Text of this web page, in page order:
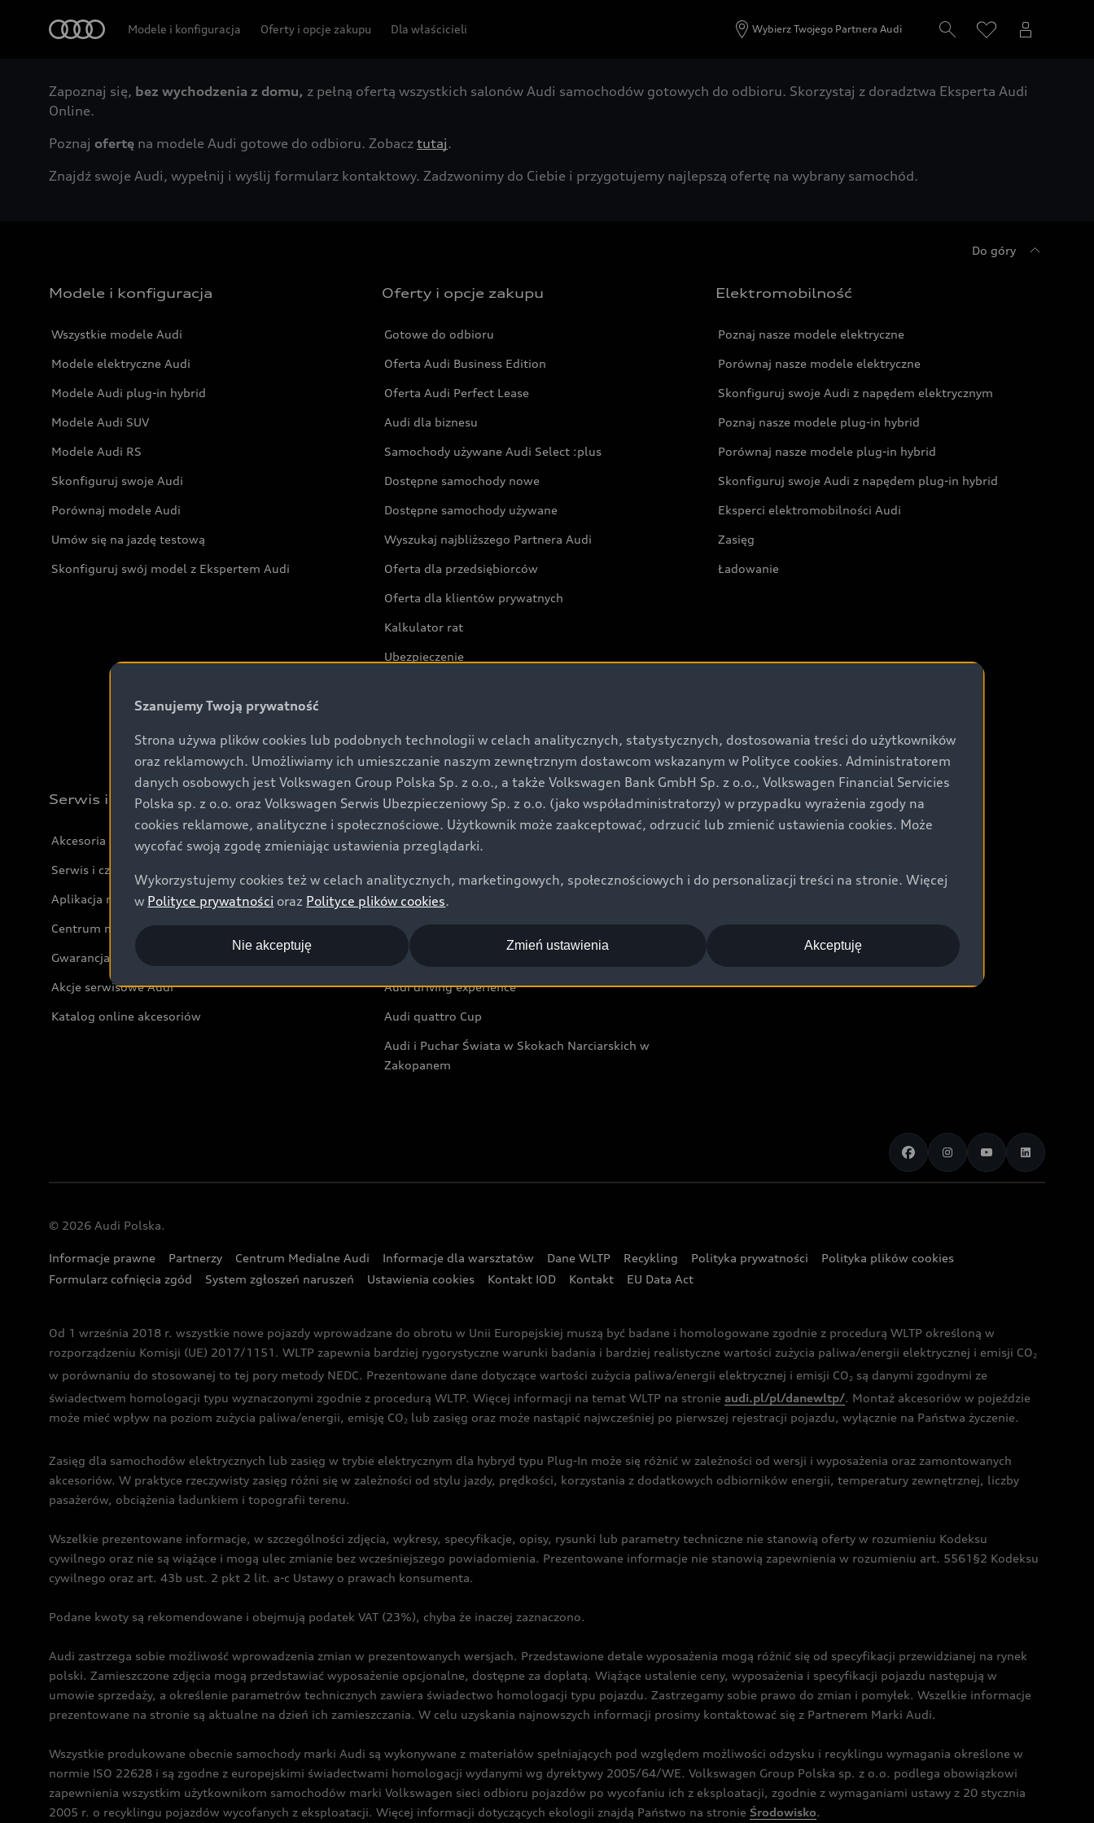
Szanujemy Twoją prywatność
Strona używa plików cookies lub podobnych technologii w celach analitycznych, statystycznych, dostosowania treści do użytkowników
oraz reklamowych. Umożliwiamy ich umieszczanie naszym zewnętrznym dostawcom wskazanym w Polityce cookies. Administratorem
danych osobowych jest Volkswagen Group Polska Sp. z o.o., a także Volkswagen Bank GmbH Sp. z o.o., Volkswagen Financial Servicies
Polska sp. z o.o. oraz Volkswagen Serwis Ubezpieczeniowy Sp. z o.o. (jako współadministratorzy) w przypadku wyrażenia zgody na
cookies reklamowe, analityczne i społecznościowe. Użytkownik może zaakceptować, odrzucić lub zmienić ustawienia cookies. Może
wycofać swoją zgodę zmieniając ustawienia przeglądarki.
Wykorzystujemy cookies też w celach analitycznych, marketingowych, społecznościowych i do personalizacji treści na stronie. Więcej
w Polityce prywatności oraz Polityce plików cookies.
Akceptuję
Nie akceptuję Zmień ustawienia
Modele i konfiguracja Oferty i opcje zakupu Dla właścicieli Wybierz Twojego Partnera Audi
Zapoznaj się, bez wychodzenia z domu, z pełną ofertą wszystkich salonów Audi samochodów gotowych do odbioru. Skorzystaj z doradztwa Eksperta Audi
Online.
Poznaj ofertę na modele Audi gotowe do odbioru. Zobacz tutaj.
Znajdź swoje Audi, wypełnij i wyślij formularz kontaktowy. Zadzwonimy do Ciebie i przygotujemy najlepszą ofertę na wybrany samochód.
Do góry
Modele i konfiguracja
Wszystkie modele Audi
Modele elektryczne Audi
Modele Audi plug-in hybrid
Modele Audi SUV
Modele Audi RS
Skonfiguruj swoje Audi
Porównaj modele Audi
Umów się na jazdę testową
Skonfiguruj swój model z Ekspertem Audi
Oferty i opcje zakupu
Gotowe do odbioru
Oferta Audi Business Edition
Oferta Audi Perfect Lease
Audi dla biznesu
Samochody używane Audi Select :plus
Dostępne samochody nowe
Dostępne samochody używane
Wyszukaj najbliższego Partnera Audi
Oferta dla przedsiębiorców
Oferta dla klientów prywatnych
Kalkulator rat
Ubezpieczenie
Audi exclusive
Elektromobilność
Poznaj nasze modele elektryczne
Porównaj nasze modele elektryczne
Skonfiguruj swoje Audi z napędem elektrycznym
Poznaj nasze modele plug-in hybrid
Porównaj nasze modele plug-in hybrid
Skonfiguruj swoje Audi z napędem plug-in hybrid
Eksperci elektromobilności Audi
Zasięg
Ładowanie
Serwis i akcesoria
Akcesoria
Serwis i części
Aplikacja myAudi i usługi cyfrowe
Centrum napraw powypadkowych
Gwarancja
Akcje serwisowe Audi
Katalog online akcesoriów
Świat Audi
Aktualności i historie postępu
Audi Nuvolari
Audi Sport Festiwal
Audi i Muzeum Sztuki Nowoczesnej w Warszawie
Audi driving experience
Audi quattro Cup
Audi i Puchar Świata w Skokach Narciarskich w
Zakopanem
© 2026 Audi Polska.
Informacje prawne Partnerzy Centrum Medialne Audi Informacje dla warsztatów Dane WLTP Recykling Polityka prywatności
Polityka plików cookies
Formularz cofnięcia zgód
System zgłoszeń naruszeń Ustawienia cookies Kontakt IOD Kontakt EU Data Act
Od 1 września 2018 r. wszystkie nowe pojazdy wprowadzane do obrotu w Unii Europejskiej muszą być badane i homologowane zgodnie z procedurą WLTP określoną w
rozporządzeniu Komisji (UE) 2017/1151. WLTP zapewnia bardziej rygorystyczne warunki badania i bardziej realistyczne wartości zużycia paliwa/energii elektrycznej i emisji CO2
w porównaniu do stosowanej to tej pory metody NEDC. Prezentowane dane dotyczące wartości zużycia paliwa/energii elektrycznej i emisji CO2 są danymi zgodnymi ze
świadectwem homologacji typu wyznaczonymi zgodnie z procedurą WLTP. Więcej informacji na temat WLTP na stronie audi.pl/pl/danewltp/. Montaż akcesoriów w pojeździe
może mieć wpływ na poziom zużycia paliwa/energii, emisję CO2 lub zasięg oraz może nastąpić najwcześniej po pierwszej rejestracji pojazdu, wyłącznie na Państwa życzenie.
Zasięg dla samochodów elektrycznych lub zasięg w trybie elektrycznym dla hybryd typu Plug-In może się różnić w zależności od wersji i wyposażenia oraz zamontowanych
akcesoriów. W praktyce rzeczywisty zasięg różni się w zależności od stylu jazdy, prędkości, korzystania z dodatkowych odbiorników energii, temperatury zewnętrznej, liczby
pasażerów, obciążenia ładunkiem i topografii terenu.
Wszelkie prezentowane informacje, w szczególności zdjęcia, wykresy, specyfikacje, opisy, rysunki lub parametry techniczne nie stanowią oferty w rozumieniu Kodeksu
cywilnego oraz nie są wiążące i mogą ulec zmianie bez wcześniejszego powiadomienia. Prezentowane informacje nie stanowią zapewnienia w rozumieniu art. 5561§2 Kodeksu
cywilnego oraz art. 43b ust. 2 pkt 2 lit. a-c Ustawy o prawach konsumenta.
Podane kwoty są rekomendowane i obejmują podatek VAT (23%), chyba że inaczej zaznaczono.
Audi zastrzega sobie możliwość wprowadzenia zmian w prezentowanych wersjach. Przedstawione detale wyposażenia mogą różnić się od specyfikacji przewidzianej na rynek
polski. Zamieszczone zdjęcia mogą przedstawiać wyposażenie opcjonalne, dostępne za dopłatą. Wiążące ustalenie ceny, wyposażenia i specyfikacji pojazdu następują w
umowie sprzedaży, a określenie parametrów technicznych zawiera świadectwo homologacji typu pojazdu. Zastrzegamy sobie prawo do zmian i pomyłek. Wszelkie informacje
prezentowane na stronie są aktualne na dzień ich zamieszczania. W celu uzyskania najnowszych informacji prosimy kontaktować się z Partnerem Marki Audi.
Wszystkie produkowane obecnie samochody marki Audi są wykonywane z materiałów spełniających pod względem możliwości odzysku i recyklingu wymagania określone w
normie ISO 22628 i są zgodne z europejskimi świadectwami homologacji wydanymi wg dyrektywy 2005/64/WE. Volkswagen Group Polska sp. z o.o. podlega obowiązkowi
zapewnienia wszystkim użytkownikom samochodów marki Volkswagen sieci odbioru pojazdów po wycofaniu ich z eksploatacji, zgodnie z wymaganiami ustawy z 20 stycznia
2005 r. o recyklingu pojazdów wycofanych z eksploatacji. Więcej informacji dotyczących ekologii znajdą Państwo na stronie Środowisko.